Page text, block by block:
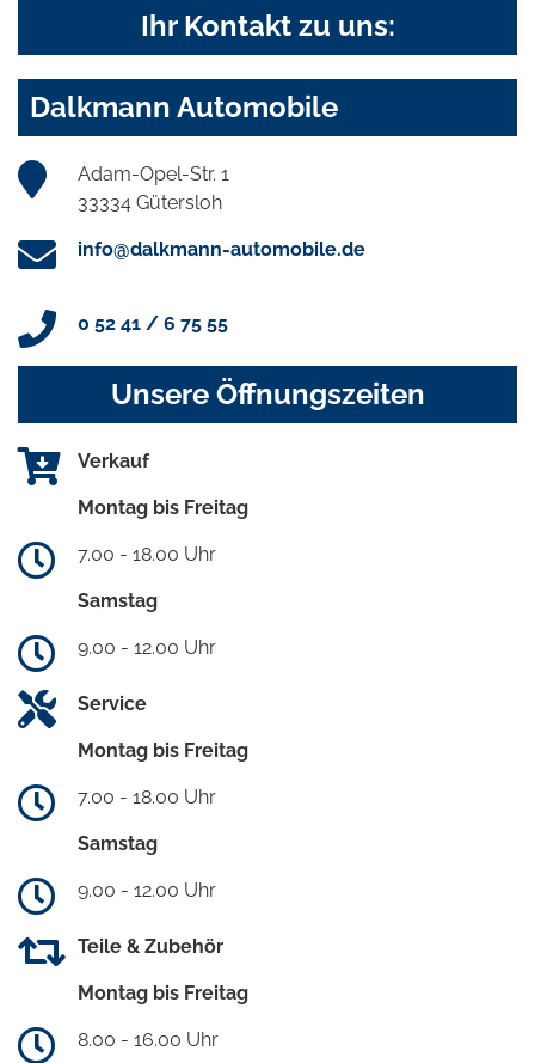
Ihr Kontakt zu uns:
Dalkmann Automobile
Adam-Opel-Str. 1
33334 Gütersloh
info@dalkmann-automobile.de
0 52 41 / 6 75 55
Unsere Öffnungszeiten
Verkauf
Montag bis Freitag
7.00 - 18.00 Uhr
Samstag
9.00 - 12.00 Uhr
Service
Montag bis Freitag
7.00 - 18.00 Uhr
Samstag
9.00 - 12.00 Uhr
Teile & Zubehör
Montag bis Freitag
8.00 - 16.00 Uhr